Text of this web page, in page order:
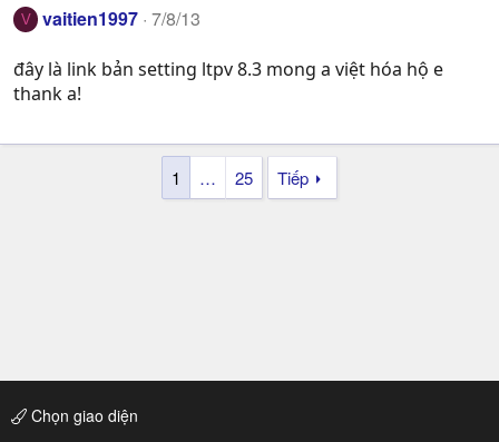
V vaitien1997 7/8/13
đây là link bản setting ltpv 8.3 mong a việt hóa hộ e
thank a!
1 … 25 Tiếp
Chọn giao diện